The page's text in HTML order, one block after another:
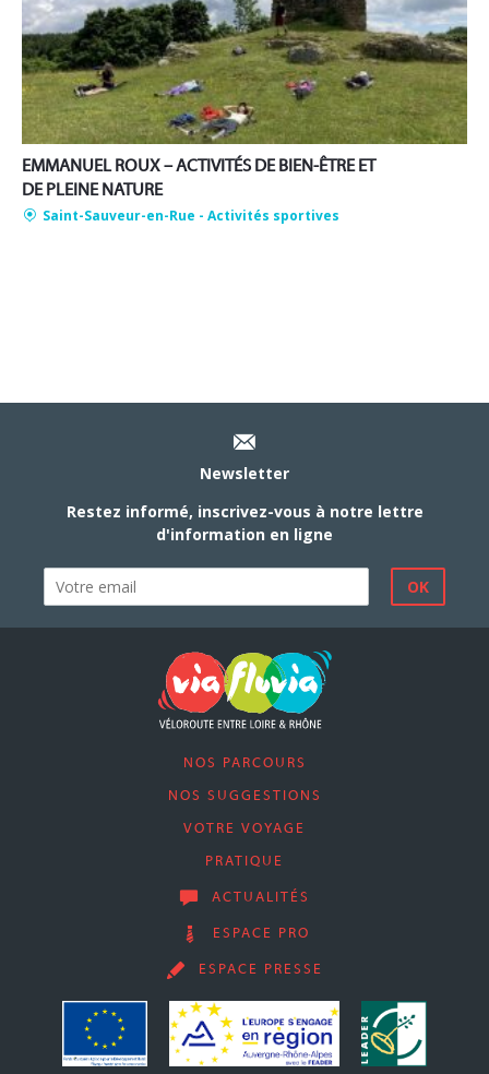
EMMANUEL ROUX – ACTIVITÉS DE BIEN-ÊTRE ET
DE PLEINE NATURE
Saint-Sauveur-en-Rue - Activités sportives
Newsletter
Restez informé, inscrivez-vous à notre lettre
d'information en ligne
NOS PARCOURS
NOS SUGGESTIONS
VOTRE VOYAGE
PRATIQUE
ACTUALITÉS
ESPACE PRO
ESPACE PRESSE